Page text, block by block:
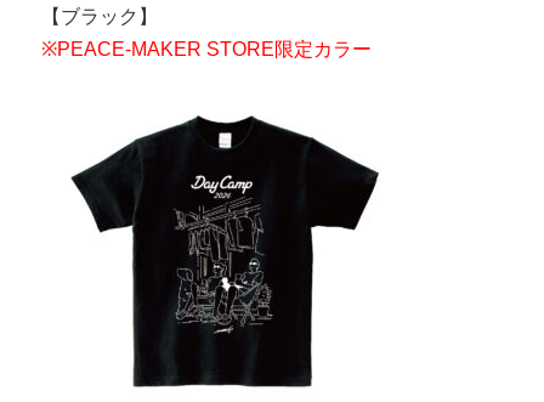
【ブラック】
※PEACE-MAKER STORE限定カラー